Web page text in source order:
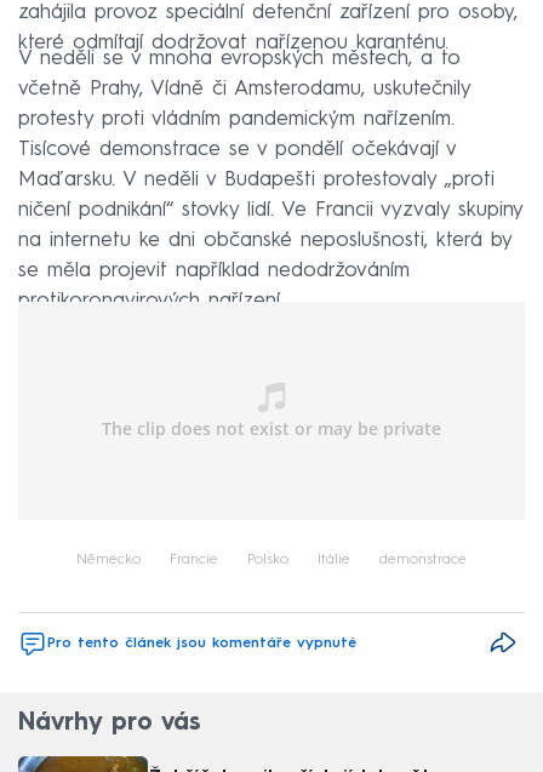
zahájila provoz speciální detenční zařízení pro osoby,
které odmítají dodržovat nařízenou karanténu.
V neděli se v mnoha evropských městech, a to
včetně Prahy, Vídně či Amsterodamu, uskutečnily
protesty proti vládním pandemickým nařízením.
Tisícové demonstrace se v pondělí očekávají v
Maďarsku. V neděli v Budapešti protestovaly „proti
ničení podnikání“ stovky lidí. Ve Francii vyzvaly skupiny
na internetu ke dni občanské neposlušnosti, která by
se měla projevit například nedodržováním
protikoronavirových nařízení.
Německo Francie Polsko Itálie demonstrace
Pro tento článek jsou komentáře vypnuté
Návrhy pro vás